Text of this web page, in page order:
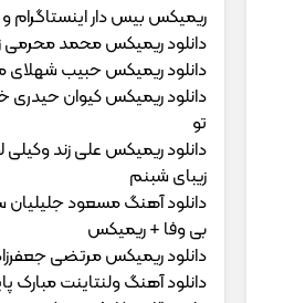
ریمیکس بیس دار اینستاگرام
دانلود ریمیکس محمد محرمی
دانلود ریمیکس حبیب
دانلود ریمیکس کیوان
تو
دانلود ریمیکس علی زند وکیلی
زیبای شبنم
دانلود آهنگ مسعود
بی وفا + ریمیکس
دانلود ریمیکس مرتضی
دانلود آهنگ ولنتاینت مبارک